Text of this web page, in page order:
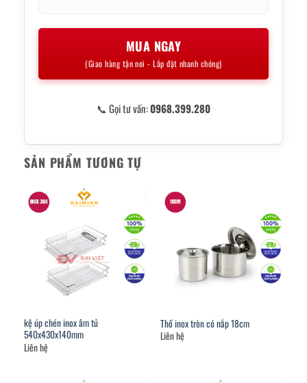
MUA NGAY
(Giao hàng tận nơi - Lắp đặt nhanh chóng)
📞 Gọi tư vấn:0968.399.280
SẢN PHẨM TƯƠNG TỰ
kệ úp chén inox âm tủ
540x430x140mm
Liên hệ
Thố inox tròn có nắp 18cm
Liên hệ